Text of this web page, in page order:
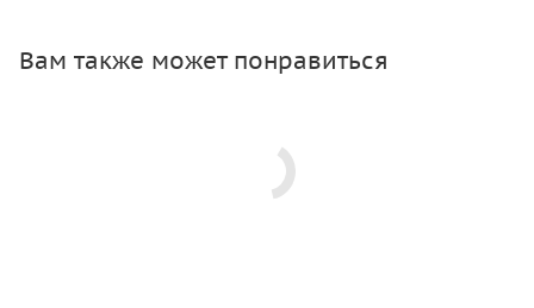
Вам также может понравиться